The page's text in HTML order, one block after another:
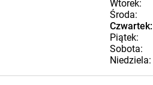
Wtorek:
Środa:
Czwartek:
Piątek:
Sobota:
Niedziela: